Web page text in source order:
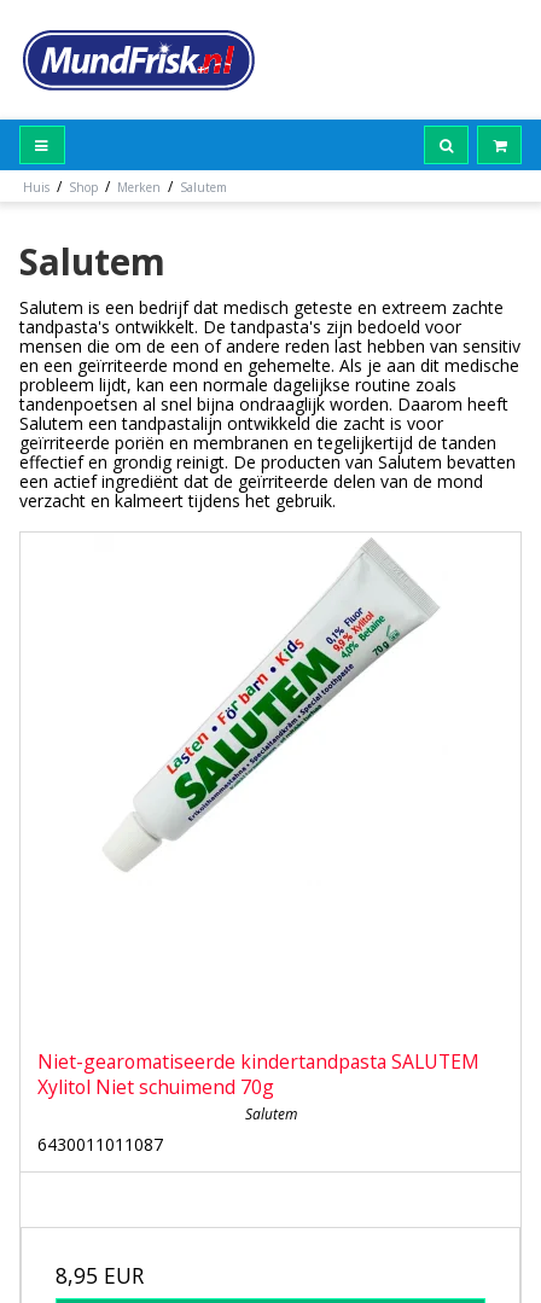
Huis / Shop / Merken / Salutem
Salutem
Salutem is een bedrijf dat medisch geteste en extreem zachte
tandpasta's ontwikkelt. De tandpasta's zijn bedoeld voor
mensen die om de een of andere reden last hebben van sensitiv
en een geïrriteerde mond en gehemelte. Als je aan dit medische
probleem lijdt, kan een normale dagelijkse routine zoals
tandenpoetsen al snel bijna ondraaglijk worden. Daarom heeft
Salutem een tandpastalijn ontwikkeld die zacht is voor
geïrriteerde poriën en membranen en tegelijkertijd de tanden
effectief en grondig reinigt. De producten van Salutem bevatten
een actief ingrediënt dat de geïrriteerde delen van de mond
verzacht en kalmeert tijdens het gebruik.
Niet-gearomatiseerde kindertandpasta SALUTEM
Xylitol Niet schuimend 70g
Salutem
6430011011087
8,95 EUR